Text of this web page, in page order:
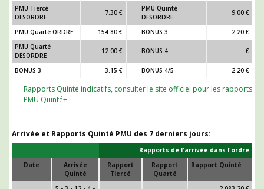
PMU Tiercé
DESORDRE
7.30 €
PMU Quinté
DESORDRE
9.00 €
PMU Quarté ORDRE 154.80 € BONUS 3
2.20 €
PMU Quarté
DESORDRE
12.00 € BONUS 4 €
BONUS 3 3.15 € BONUS 4/5 2.20 €
Rapports Quinté indicatifs, consulter le site officiel pour les rapports
PMU Quinté+
Arrivée et Rapports Quinté PMU des 7 derniers jours:
Rapports de l'arrivée dans l'ordre
Date
Arrivée
Quinté
Rapport
Tiercé
Rapport
Quarté
Rapport Quinté